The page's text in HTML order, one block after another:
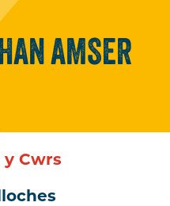
AMSER
Cwrs